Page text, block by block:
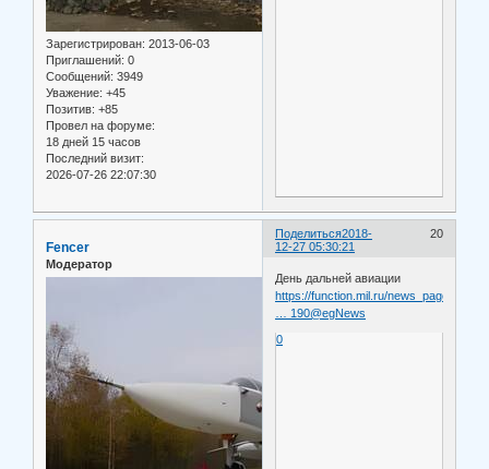
Зарегистрирован: 2013-06-03
Приглашений: 0
Сообщений: 3949
Уважение: +45
Позитив: +85
Провел на форуме:
18 дней 15 часов
Последний визит:
2026-07-26 22:07:30
Поделиться 20
2018-
12-27 05:30:21
Fencer
Модератор
День дальней авиации
https://function.mil.ru/news_page/count
… 190@egNews
0